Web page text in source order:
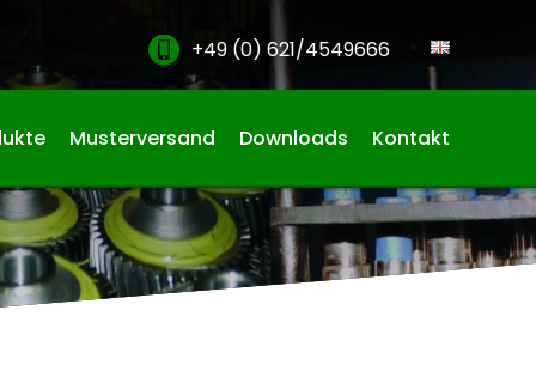
+49 (0) 621/4549666
Musterversand Downloads Kontakt